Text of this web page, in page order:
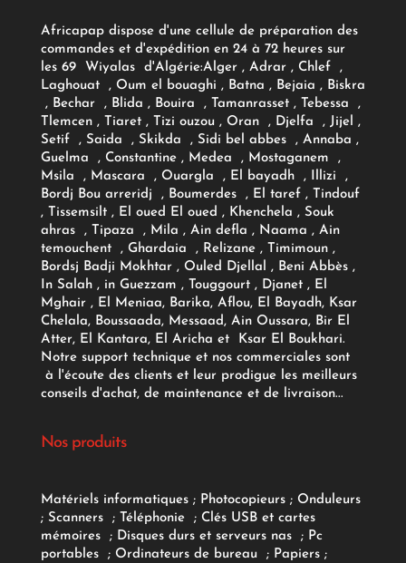
Africapap dispose d'une cellule de préparation des
commandes et d'expédition en 24 à 72 heures sur
les 69 Wiyalas d'Algérie:Alger , Adrar, Chlef ,
Laghouat , Oum el bouaghi , Batna , Bejaia , Biskra
, Bechar , Blida , Bouira , Tamanrasset , Tebessa ,
Tlemcen , Tiaret , Tizi ouzou , Oran , Djelfa , Jijel ,
Setif , Saida , Skikda , Sidi bel abbes , Annaba ,
Guelma , Constantine , Medea , Mostaganem ,
Msila , Mascara , Ouargla , El bayadh , Illizi ,
Bordj Bou arreridj , Boumerdes , El taref , Tindouf
, Tissemsilt , El oued El oued , Khenchela , Souk
ahras , Tipaza , Mila , Ain defla , Naama , Ain
temouchent , Ghardaia , Relizane , Timimoun ,
Bordsj Badji Mokhtar , Ouled Djellal , Beni Abbès ,
In Salah , in Guezzam , Touggourt , Djanet , El
Mghair , El Meniaa, Barika, Aflou, El Bayadh, Ksar
Chelala, Boussaada, Messaad, Ain Oussara, Bir El
Atter, El Kantara, El Aricha et Ksar El Boukhari.
Notre support technique et nos commerciales sont
à l'écoute des clients et leur prodigue les meilleurs
conseils d'achat, de maintenance et de livraison...
Nos produits
Matériels informatiques; Photocopieurs; Onduleurs
; Scanners ; Téléphonie ; Clés USB et cartes
mémoires
; Disques durs et serveurs nas ; Pc
portables
; Ordinateurs de bureau ; Papiers;